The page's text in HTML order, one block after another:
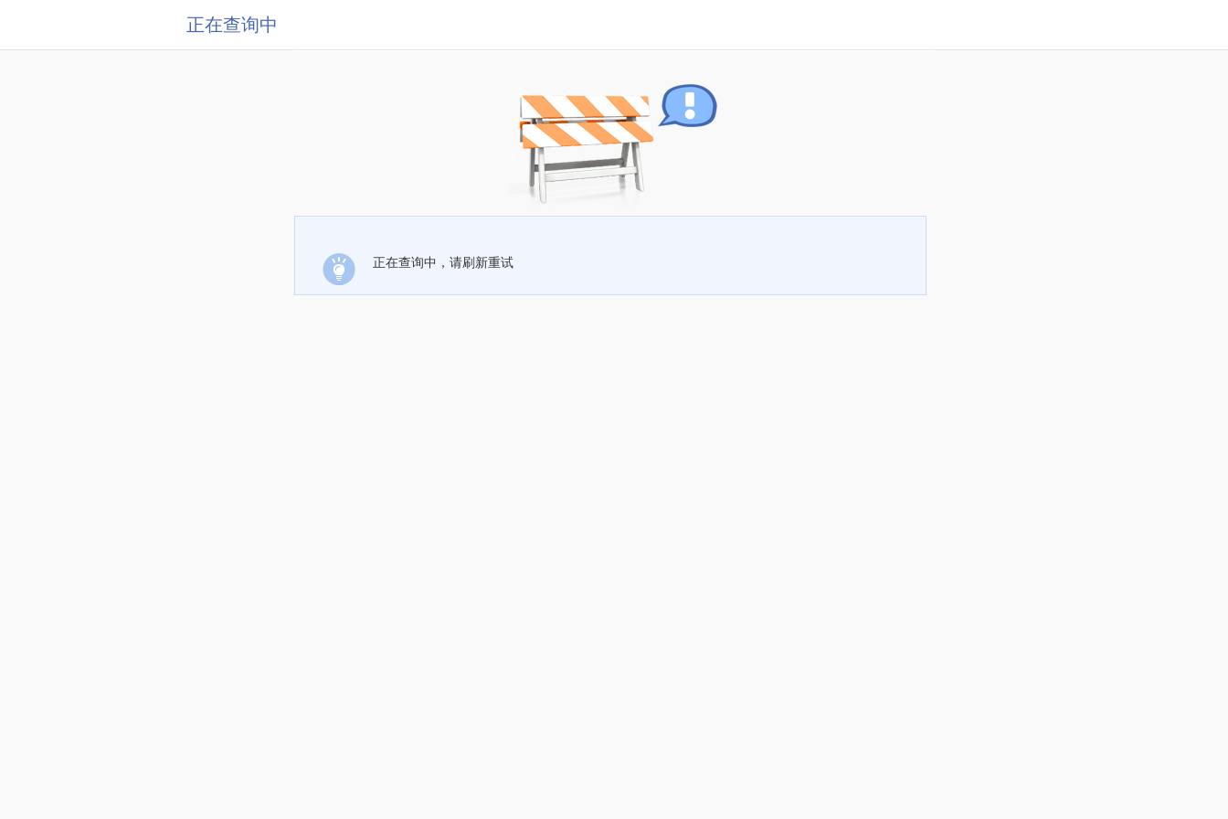
正在查询中
正在查询中，请刷新重试